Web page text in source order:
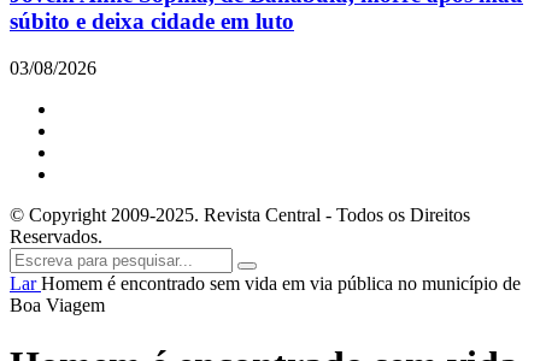
súbito e deixa cidade em luto
03/08/2026
© Copyright 2009-2025. Revista Central - Todos os Direitos
Reservados.
LarHomem é encontrado sem vida em via pública no município de
Boa Viagem